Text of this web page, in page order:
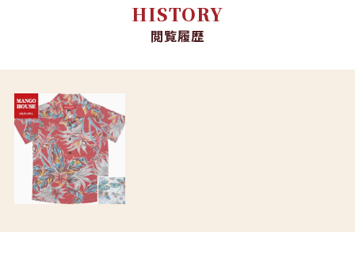
HISTORY
閲覧履歴